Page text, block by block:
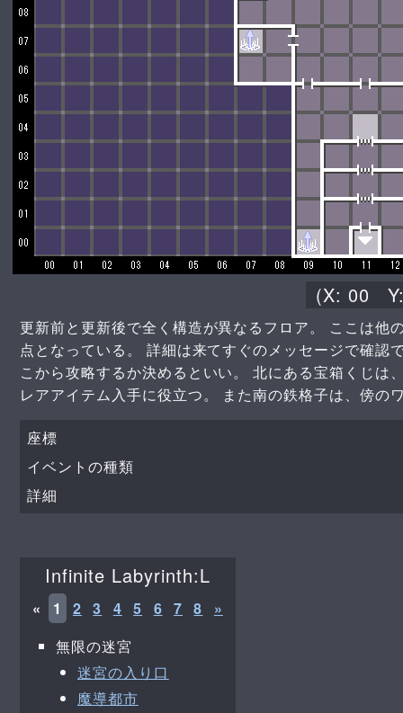
(X: 00
更新前と更新後で全く構造が異なるフロア。 ここは他
点となっている。 詳細は来てすぐのメッセージで確認
こから攻略するか決めるといい。 北にある宝箱くじは
レアアイテム入手に役立つ。 また南の鉄格子は、傍の
座標
イベントの種類
詳細
Infinite Labyrinth:L
« 1 2 3 4 5 6 7 8
»
無限の迷宮
迷宮の入り口
魔導都市